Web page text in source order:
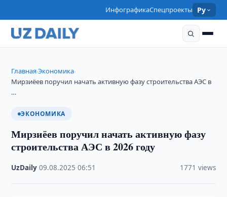
ИнфографикаСпецпроекты Ру
Главная›Экономика›
Мирзиёев поручил начать активную фазу строительства АЭС в
…
ЭКОНОМИКА
Мирзиёев поручил начать активную фазу
строительства АЭС в 2026 году
UzDaily ·09.08.2025 ·06:51 1771 views